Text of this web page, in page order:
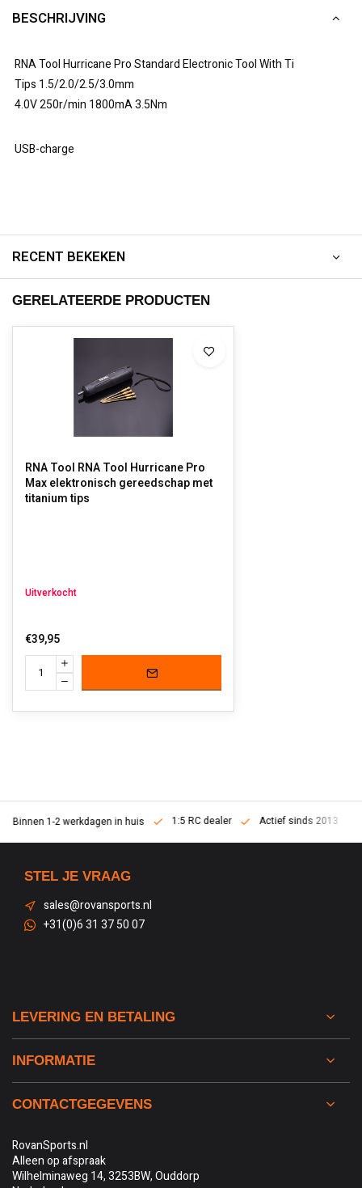
BESCHRIJVING
RNA Tool Hurricane Pro Standard Electronic Tool With Ti
Tips 1.5/2.0/2.5/3.0mm
4.0V 250r/min 1800mA 3.5Nm
USB-charge
RECENT BEKEKEN
GERELATEERDE PRODUCTEN
RNA Tool RNA Tool Hurricane Pro
Max elektronisch gereedschap met
titanium tips
Uitverkocht
€39,95
Binnen 1-2 werkdagen in huis 1:5 RC dealer Actief sinds 2013
STEL JE VRAAG
sales@rovansports.nl
+31(0)6 31 37 50 07
LEVERING EN BETALING
INFORMATIE
CONTACTGEGEVENS
RovanSports.nl
Alleen op afspraak
Wilhelminaweg 14, 3253BW, Ouddorp